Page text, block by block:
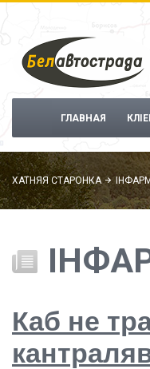
Перайсці да асноўнага
ГЛАВНАЯ
ХАТНЯЯ СТАРОНКА
Каб не